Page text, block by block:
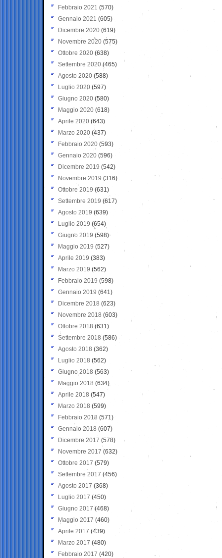
Febbraio 2021 (570)
Gennaio 2021 (605)
Dicembre 2020 (619)
Novembre 2020 (575)
Ottobre 2020 (638)
Settembre 2020(465)
Agosto 2020 (588)
Luglio 2020 (597)
Giugno 2020 (580)
Maggio 2020 (618)
Aprile 2020 (643)
Marzo 2020 (437)
Febbraio 2020 (593)
Gennaio 2020 (596)
Dicembre 2019 (542)
Novembre 2019 (316)
Ottobre 2019 (631)
Settembre 2019 (617)
Agosto 2019 (639)
Luglio 2019 (654)
Giugno 2019 (598)
Maggio 2019 (527)
Aprile 2019 (383)
Marzo 2019 (562)
Febbraio 2019 (598)
Gennaio 2019 (641)
Dicembre 2018 (623)
Novembre 2018 (603)
Ottobre 2018 (631)
Settembre 2018 (586)
Agosto 2018 (362)
Luglio 2018 (562)
Giugno 2018 (563)
Maggio 2018 (634)
Aprile 2018 (547)
Marzo 2018 (599)
Febbraio 2018 (571)
Gennaio 2018 (607)
Dicembre 2017 (578)
Novembre 2017 (632)
Ottobre 2017 (579)
Settembre 2017 (456)
Agosto 2017 (368)
Luglio 2017 (450)
Giugno 2017 (468)
Maggio 2017 (460)
Aprile 2017 (439)
Marzo 2017 (480)
Febbraio 2017 (420)